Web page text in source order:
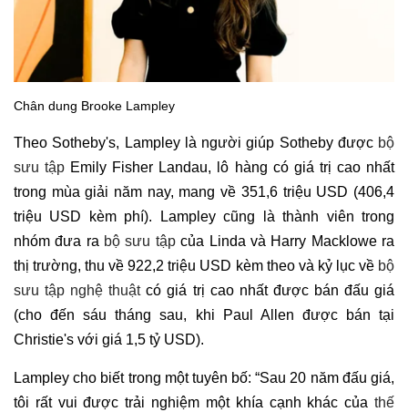
Chân dung Brooke Lampley
Theo Sotheby's, Lampley là người giúp Sotheby được bộ
sưu tập Emily Fisher Landau, lô hàng có giá trị cao nhất
trong mùa giải năm nay, mang về 351,6 triệu USD (406,4
triệu USD kèm phí). Lampley cũng là thành viên trong
nhóm đưa ra bộ sưu tậpcủa Linda và Harry Macklowe ra
thị trường, thu về 922,2 triệu USD kèm theo và kỷ lục về bộ
sưu tập nghệ thuậtcó giá trị cao nhất được bán đấu giá
(cho đến sáu tháng sau, khi Paul Allen được bán tại
Christie's với giá 1,5 tỷ USD).
Lampley cho biết trong một tuyên bố: “Sau 20 năm đấu giá,
tôi rất vui được trải nghiệm một khía cạnh khác của thế